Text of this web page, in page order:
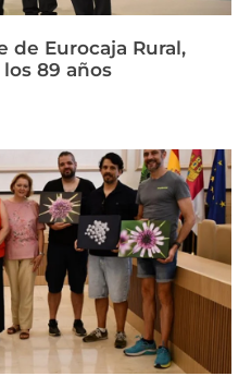
de Eurocaja Rural,
89 años